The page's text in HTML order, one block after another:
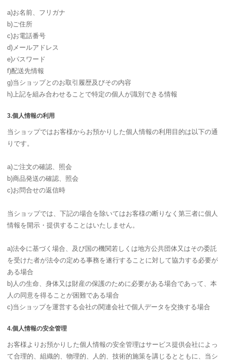
a)お名前、フリガナ
b)ご住所
c)お電話番号
d)メールアドレス
e)パスワード
f)配送先情報
g)当ショップとのお取引履歴及びその内容
h)上記を組み合わせることで特定の個人が識別できる情報
3.個人情報の利用
当ショップではお客様からお預かりした個人情報の利用目的は以下の通
りです。
a)ご注文の確認、照会
b)商品発送の確認、照会
c)お問合せの返信時
当ショップでは、下記の場合を除いてはお客様の断りなく第三者に個人
情報を開示・提供することはいたしません。
a)法令に基づく場合、及び国の機関若しくは地方公共団体又はその委託
を受けた者が法令の定める事務を遂行することに対して協力する必要が
ある場合
b)人の生命、身体又は財産の保護のために必要がある場合であって、本
人の同意を得ることが困難である場合
c)当ショップを運営する会社の関連会社で個人データを交換する場合
4.個人情報の安全管理
お客様よりお預かりした個人情報の安全管理はサービス提供会社によっ
て合理的、組織的、物理的、人的、技術的施策を講じるとともに、当シ